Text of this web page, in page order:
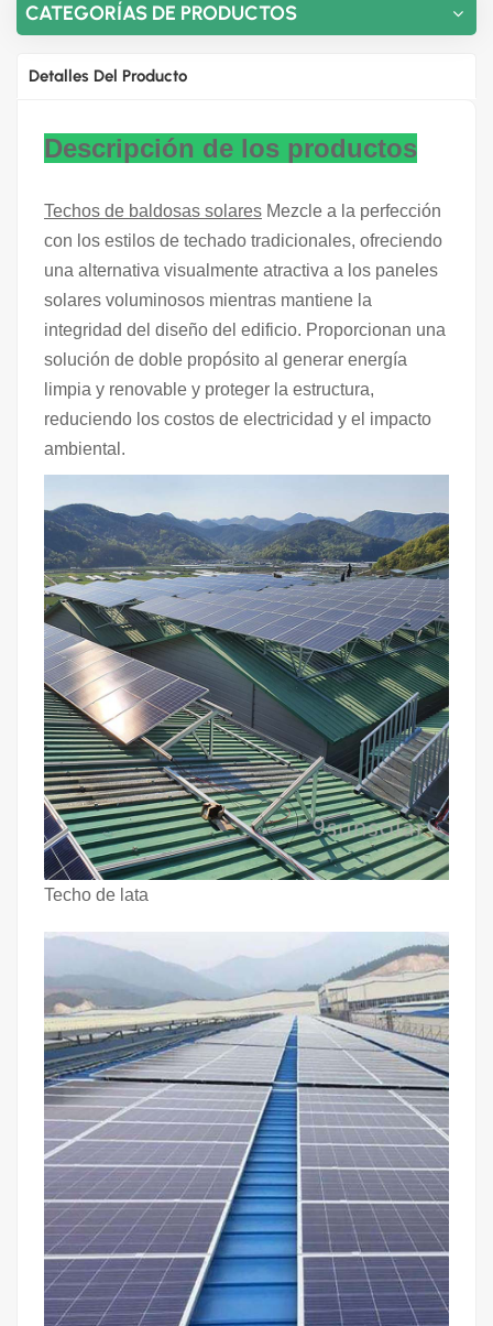
CATEGORÍAS DE PRODUCTOS
Detalles Del Producto
Descripción de los productos
Techos de baldosas solares Mezcle a la perfección
con los estilos de techado tradicionales, ofreciendo
una alternativa visualmente atractiva a los paneles
solares voluminosos mientras mantiene la
integridad del diseño del edificio. Proporcionan una
solución de doble propósito al generar energía
limpia y renovable y proteger la estructura,
reduciendo los costos de electricidad y el impacto
ambiental.
Techo de lata